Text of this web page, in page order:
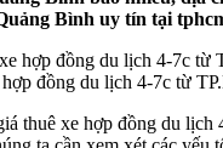
Bình uy tín tại
đồng du lịch 4-7c từ
thuê xe hợp đồng du